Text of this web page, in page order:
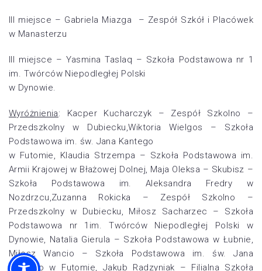
III miejsce – Gabriela Miazga – Zespół Szkół i Placówek
w Manasterzu
III miejsce – Yasmina Taslaq – Szkoła Podstawowa nr 1
im. Twórców Niepodległej Polski
w Dynowie.
Wyróżnienia: Kacper Kucharczyk – Zespół Szkolno –
Przedszkolny w Dubiecku,Wiktoria Wielgos – Szkoła
Podstawowa im. św. Jana Kantego
w Futomie, Klaudia Strzempa – Szkoła Podstawowa im.
Armii Krajowej w Błażowej Dolnej, Maja Oleksa – Skubisz –
Szkoła Podstawowa im. Aleksandra Fredry w
Nozdrzcu,Zuzanna Rokicka – Zespół Szkolno –
Przedszkolny w Dubiecku, Miłosz Sacharzec – Szkoła
Podstawowa nr 1im. Twórców Niepodległej Polski w
Dynowie, Natalia Gierula – Szkoła Podstawowa w Łubnie,
Miłosz Wancio – Szkoła Podstawowa im. św. Jana
Kantego w Futomie, Jakub Radzyniak – Filialna Szkoła